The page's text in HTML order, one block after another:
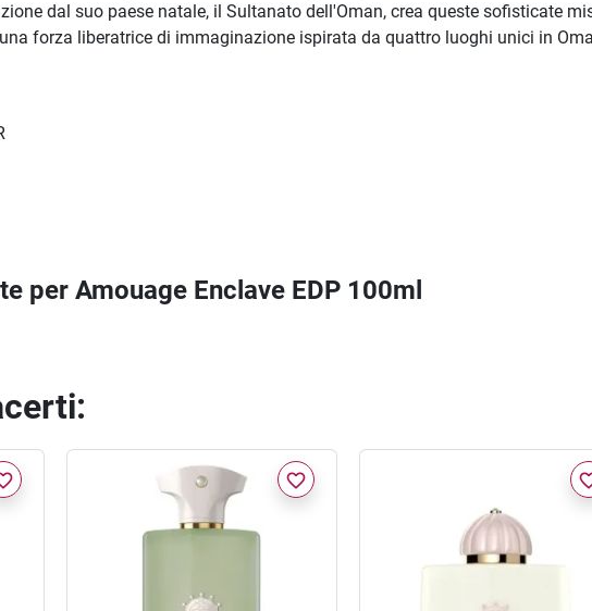
dal suo paese natale, il Sultanato dell'Oman, crea queste sofisticate
forza liberatrice di immaginazione ispirata da quattro luoghi unici in
per Amouage Enclave EDP 100ml
favorite_border